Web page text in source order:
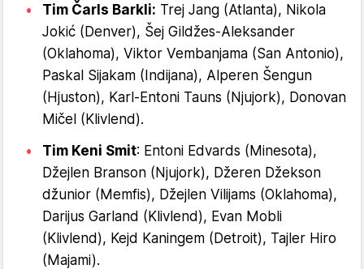
Tim Čarls Barkli: Trej Jang (Atlanta), Nikola
Jokić (Denver), Šej Gildžes-Aleksander
(Oklahoma), Viktor Vembanjama (San Antonio),
Paskal Sijakam (Indijana), Alperen Šengun
(Hjuston), Karl-Entoni Tauns (Njujork), Donovan
Mičel (Klivlend).
Tim Keni Smit: Entoni Edvards (Minesota),
Džejlen Branson (Njujork), Džeren Džekson
džunior (Memfis), Džejlen Vilijams (Oklahoma),
Darijus Garland (Klivlend), Evan Mobli
(Klivlend), Kejd Kaningem (Detroit), Tajler Hiro
(Majami).